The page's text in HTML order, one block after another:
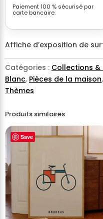
Paiement 100 % sécurisé par
carte bancaire.
Affiche d’exposition de
Catégories : Collections
Blanc, Pièces de la maison,
Thèmes
Produits similaires
Save